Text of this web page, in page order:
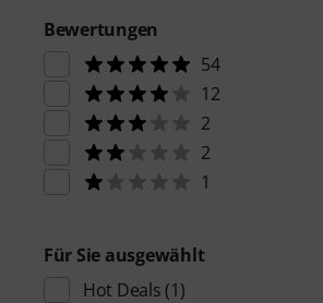
Bewertungen
54
12
2
2
1
Für Sie ausgewählt
Hot Deals (1)